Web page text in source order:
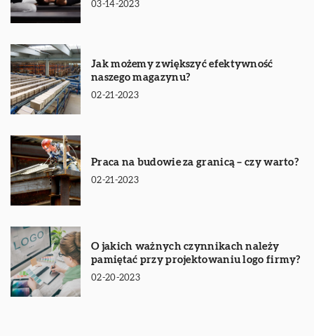
03-14-2023
Jak możemy zwiększyć efektywność
naszego magazynu?
02-21-2023
Praca na budowie za granicą – czy warto?
02-21-2023
O jakich ważnych czynnikach należy
pamiętać przy projektowaniu logo firmy?
02-20-2023